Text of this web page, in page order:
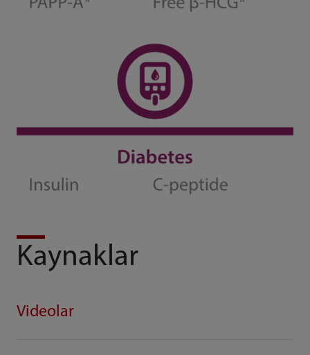
Kaynaklar
Videolar